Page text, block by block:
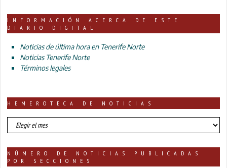
INFORMACIÓN ACERCA DE ESTE
DIARIO DIGITAL
Noticias de última hora en Tenerife Norte
Noticias Tenerife Norte
Términos legales
HEMEROTECA DE NOTICIAS
HEMEROTECA
DE
NÚMERO DE NOTICIAS PUBLICADAS
POR SECCIONES